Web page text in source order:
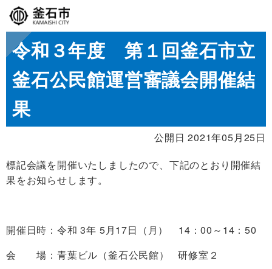
令和３年度 第１回釜石市立
釜石公民館運営審議会開催結
果
公開日 2021年05月25日
標記会議を開催いたしましたので、下記のとおり開催結
果をお知らせします。
開催日時：令和 3年 5月17日（月） 14：00～14：50
会 場：青葉ビル（釜石公民館） 研修室２